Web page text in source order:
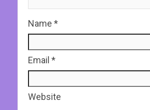
Name *
Email *
Website